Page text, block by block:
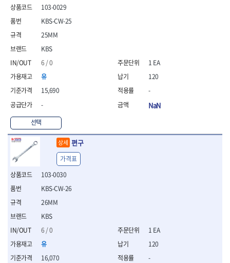
- 전정톱
- 접톱
- 고지톱
- 다목적가위
- 안전커터칼
- 마킹
연마용품
- 조줄
- 철공용줄
- 목공용줄
- 조줄세트
- 판금줄홀더
공구함.공구집
- 공구함
- 플라스틱이동공구함
- 공구통
- 기타공구
- 공구가방
기타 작업공구
103-0029
KBS
6 / 0
유
15,690
-
선택
KBS-CW-25
25MM
1 EA
120
-
NaN
상세 편구
103-0030
KBS
6 / 0
유
16,070
KBS-CW-26
26MM
가격표
1 EA
120
-